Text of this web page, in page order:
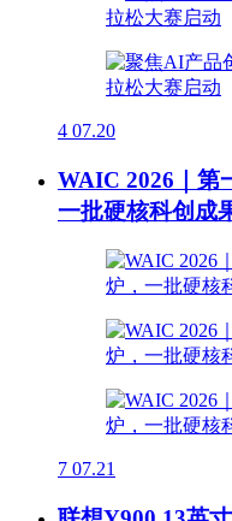
4 07.20
WAIC 2026｜第
一批硬核科创成
7 07.21